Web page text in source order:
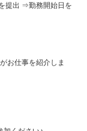
提出 ⇒勤務開始日を
お仕事を紹介しま